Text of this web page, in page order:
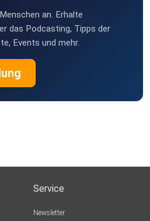
an. Erhalte
das Podcasting, Tipps der
Events und mehr.
Service
Newsletter